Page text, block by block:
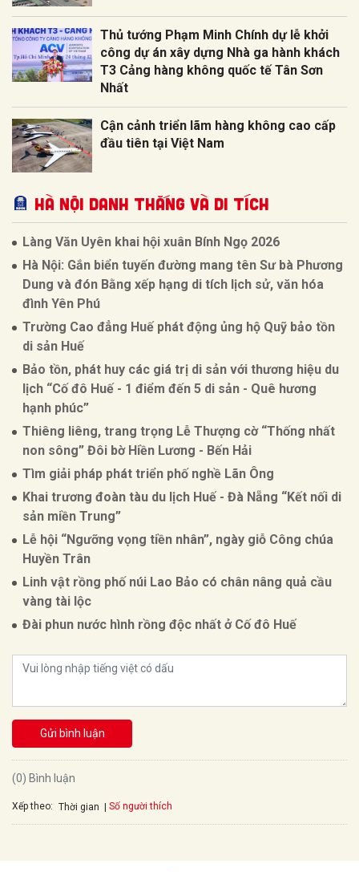
Thủ tướng Phạm Minh Chính dự lễ khởi
công dự án xây dựng Nhà ga hành khách
T3 Cảng hàng không quốc tế Tân Sơn
Nhất
Cận cảnh triển lãm hàng không cao cấp
đầu tiên tại Việt Nam
Hà Nội Danh thắng và Di tích
Làng Văn Uyên khai hội xuân Bính Ngọ 2026
Hà Nội: Gắn biển tuyến đường mang tên Sư bà Phương
Dung và đón Bằng xếp hạng di tích lịch sử, văn hóa
đình Yên Phú
Trường Cao đẳng Huế phát động ủng hộ Quỹ bảo tồn
di sản Huế
Bảo tồn, phát huy các giá trị di sản với thương hiệu du
lịch “Cố đô Huế - 1 điểm đến 5 di sản - Quê hương
hạnh phúc”
Thiêng liêng, trang trọng Lễ Thượng cờ “Thống nhất
non sông” Đôi bờ Hiền Lương - Bến Hải
Tìm giải pháp phát triển phố nghề Lãn Ông
Khai trương đoàn tàu du lịch Huế - Đà Nẵng “Kết nối di
sản miền Trung”
Lễ hội “Ngưỡng vọng tiền nhân”, ngày giỗ Công chúa
Huyền Trân
Linh vật rồng phố núi Lao Bảo có chân nâng quả cầu
vàng tài lộc
Đài phun nước hình rồng độc nhất ở Cố đô Huế
Gửi bình luận
(0) Bình luận
Xếp theo: Thời gian Số người thích